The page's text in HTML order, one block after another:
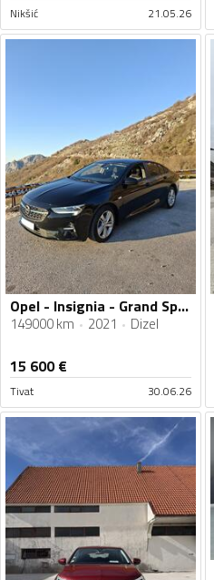
Nikšić 21.05.26
Opel - Insignia - Grand Sport
149000 km 2021 Dizel
15 600€
Tivat 30.06.26